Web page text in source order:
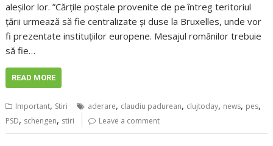
aleșilor lor. ”Cărțile poștale provenite de pe întreg teritoriul
țării urmează să fie centralizate și duse la Bruxelles, unde vor
fi prezentate instituțiilor europene. Mesajul românilor trebuie
să fie…
READ MORE
Important, Stiri aderare, claudiu padurean, clujtoday, news, pes,
PSD, schengen, stiri Leave a comment